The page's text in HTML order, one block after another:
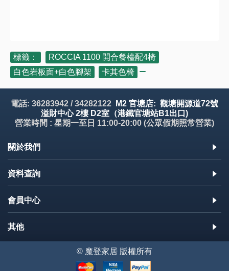
標籤： ROCCIA 1100 開合餐檯配4椅
白色岩板面+白色腳架
卡其色椅
電話: 36283942 / 34282122
M2 官塘店: 觀塘開源道72號
溢財中心 2樓 D2室（港鐵官塘站B1出口)
營業時間 : 星期一至日 11:00-20:00 (公眾假期照常營業)
關於我們
資料查詢
會員中心
其他
© 魔登家居 版權所有